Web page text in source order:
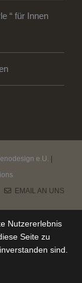
“ für Innen
e.U.
EMAIL AN UNS
Nutzererlebnis
Seite zu
sind.